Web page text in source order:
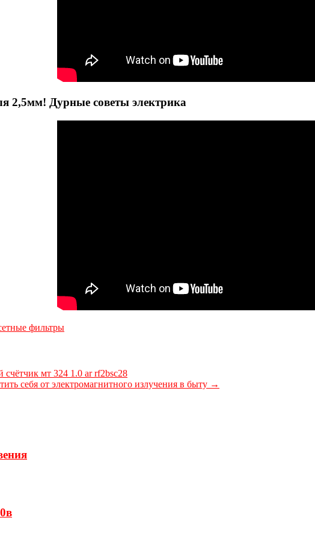
2,5мм! Дурные советы электрика
фильтры
мт 324 1.0 ar rf2bsc28
себя от электромагнитного излучения в быту →